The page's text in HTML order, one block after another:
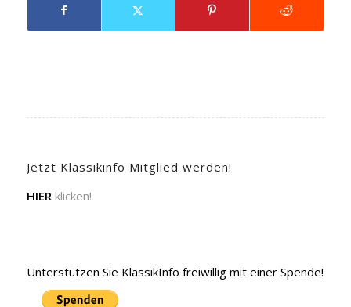
Jetzt Klassikinfo Mitglied werden!
HIER klicken!
Unterstützen Sie KlassikInfo freiwillig mit einer Spende!